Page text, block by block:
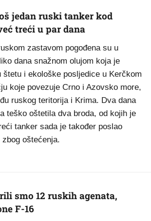
jedan ruski tanker kod
treći u par dana
zastavom pogođena su u
dana snažnom olujom koja je
štetu i ekološke posljedice u Kerčkom
koje povezuje Crno i Azovsko more,
ruskog teritorija i Krima. Dva dana
teško oštetila dva broda, od kojih je
tanker sada je također poslao
oštećenja.
smo 12 ruskih agenata,
F-16